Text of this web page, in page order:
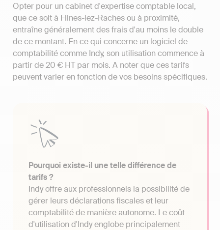
Opter pour un cabinet d'expertise comptable local,
que ce soit à Flines-lez-Raches ou à proximité,
entraîne généralement des frais d'au moins le double
de ce montant. En ce qui concerne un logiciel de
comptabilité comme Indy, son utilisation commence à
partir de 20 € HT par mois. A noter que ces tarifs
peuvent varier en fonction de vos besoins spécifiques.
Pourquoi existe-il une telle différence de
tarifs ?
Indy offre aux professionnels la possibilité de
gérer leurs déclarations fiscales et leur
comptabilité de manière autonome. Le coût
d'utilisation d'Indy englobe principalement